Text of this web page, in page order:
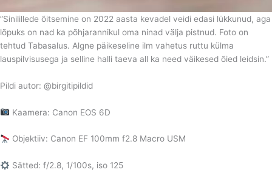
”Sinilillede õitsemine on 2022 aasta kevadel veidi edasi lükkunud, aga
lõpuks on nad ka põhjarannikul oma ninad välja pistnud. Foto on
tehtud Tabasalus. Algne päikeseline ilm vahetus ruttu külma
lauspilvisusega ja selline halli taeva all ka need väikesed õied leidsin.”
Pildi autor: @birgitipildid
Kaamera: Canon EOS 6D
Objektiiv: Canon EF 100mm f2.8 Macro USM
Sätted: f/2.8, 1/100s, iso 125